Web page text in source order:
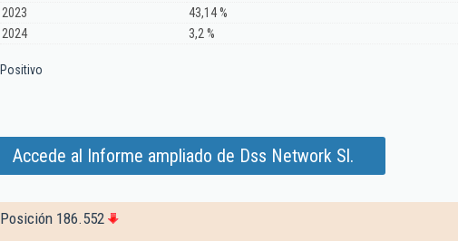
2023
43,14 %
2024
3,2 %
Positivo
Accede al Informe ampliado de Dss Network Sl.
Posición 186.552